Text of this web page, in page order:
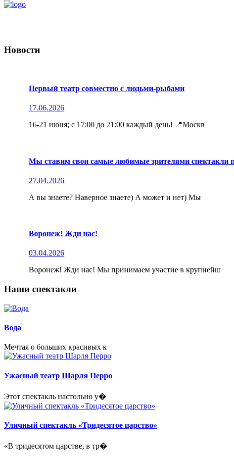
Новости
Первый театр совместно с людьми-рыбами
17.06.2026
16-21 июня; с 17:00 до 21:00 каждый день! 📍Москв
Мы ставим свои самые любимые зрителями спектакли
27.04.2026
А вы знаете? Наверное знаете) А может и нет) Мы
Воронеж! Жди нас!
03.04.2026
Воронеж! Жди нас! Мы принимаем участие в крупнейш
Наши спектакли
Вода
Мечтая о больших красивых к
Ужасный театр Шарля Перро
Этот спектакль настольно у�
Уличный спектакль «Тридесятое царство»
«В тридесятом царстве, в тр�